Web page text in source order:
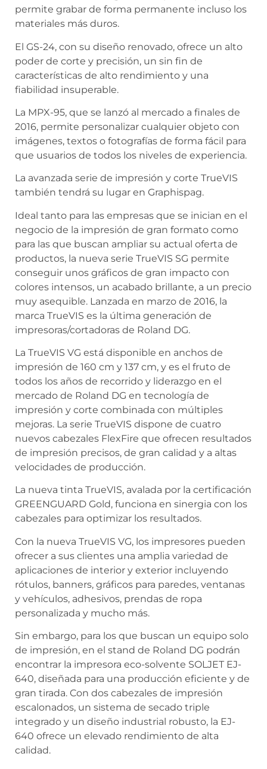
permite grabar de forma permanente incluso los
materiales más duros.
El GS-24, con su diseño renovado, ofrece un alto
poder de corte y precisión, un sin fin de
características de alto rendimiento y una
fiabilidad insuperable.
La MPX-95, que se lanzó al mercado a finales de
2016, permite personalizar cualquier objeto con
imágenes, textos o fotografías de forma fácil para
que usuarios de todos los niveles de experiencia.
La avanzada serie de impresión y corte TrueVIS
también tendrá su lugar en Graphispag.
Ideal tanto para las empresas que se inician en el
negocio de la impresión de gran formato como
para las que buscan ampliar su actual oferta de
productos, la nueva serie TrueVIS SG permite
conseguir unos gráficos de gran impacto con
colores intensos, un acabado brillante, a un precio
muy asequible. Lanzada en marzo de 2016, la
marca TrueVIS es la última generación de
impresoras/cortadoras de Roland DG.
La TrueVIS VG está disponible en anchos de
impresión de 160 cm y 137 cm, y es el fruto de
todos los años de recorrido y liderazgo en el
mercado de Roland DG en tecnología de
impresión y corte combinada con múltiples
mejoras. La serie TrueVIS dispone de cuatro
nuevos cabezales FlexFire que ofrecen resultados
de impresión precisos, de gran calidad y a altas
velocidades de producción.
La nueva tinta TrueVIS, avalada por la certificación
GREENGUARD Gold, funciona en sinergia con los
cabezales para optimizar los resultados.
Con la nueva TrueVIS VG, los impresores pueden
ofrecer a sus clientes una amplia variedad de
aplicaciones de interior y exterior incluyendo
rótulos, banners, gráficos para paredes, ventanas
y vehículos, adhesivos, prendas de ropa
personalizada y mucho más.
Sin embargo, para los que buscan un equipo solo
de impresión, en el stand de Roland DG podrán
encontrar la impresora eco-solvente SOLJET EJ-
640, diseñada para una producción eficiente y de
gran tirada. Con dos cabezales de impresión
escalonados, un sistema de secado triple
integrado y un diseño industrial robusto, la EJ-
640 ofrece un elevado rendimiento de alta
calidad.